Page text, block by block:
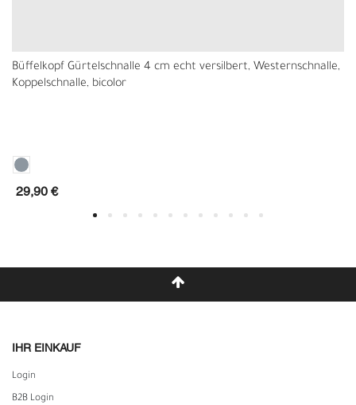
Büffelkopf Gürtelschnalle 4 cm echt versilbert, Westernschnalle,
Koppelschnalle, bicolor
29,90 €
IHR EINKAUF
Login
B2B Login